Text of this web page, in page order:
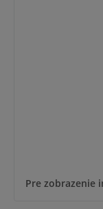
Pre zobrazenie